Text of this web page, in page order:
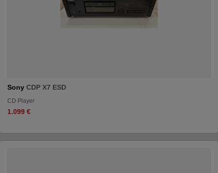
Sony CDP X7 ESD
CD Player
1.099 €